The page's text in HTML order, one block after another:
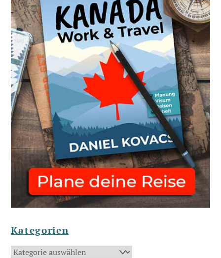
Kategorien
Kategorien